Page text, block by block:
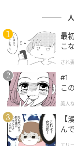
インストアより
象も与えるトー
り。長短2対のハ
肩がけでも使用
久性も期待でき
ので、レジャー
す。
サブバッグと
最
こ
され
#1
こ
美人
【
ん